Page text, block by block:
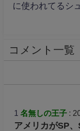
に使われてるシ
コメント一覧
1 名無しの王子:
アメリカがSP